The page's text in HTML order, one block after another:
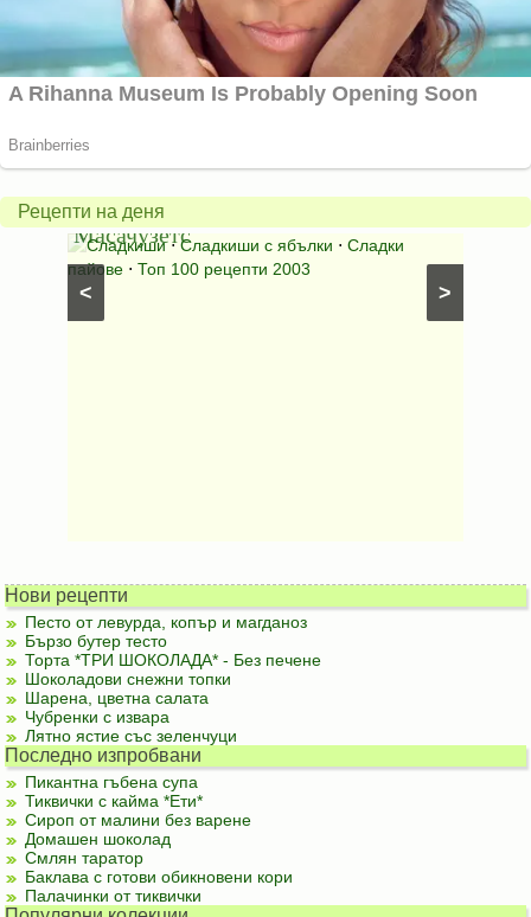
Рецепти на деня
>
<
Американски
ябълков
пай
от
Масачузетс
Сладкиши⋅Сладкиши с ябълки ⋅ Сладки
пайове ⋅ Топ 100 рецепти 2003
питка
на
мама
Нови рецепти
Песто от левурда, копър и магданоз
Бързо бутер тесто
Торта *ТРИ ШОКОЛАДА* - Без печене
Шоколадови снежни топки
Шарена, цветна салата
Чубренки с извара
Лятно ястие със зеленчуци
Последно изпробвани
Пикантна гъбена супа
Тиквички с кайма *Ети*
Сироп от малини без варене
Домашен шоколад
Смлян таратор
Баклава с готови обикновени кори
Палачинки от тиквички